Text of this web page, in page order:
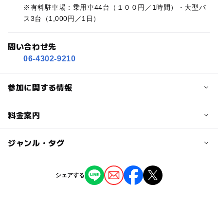
※有料駐車場：乗用車44台（１００円／1時間）・大型バ
ス3台（1,000円／1日）
問い合わせ先
06-4302-9210
参加に関する情報
定員詳細
中学生･高校生大人
料金案内
子供の料金
ジャンル・タグ
シェアする